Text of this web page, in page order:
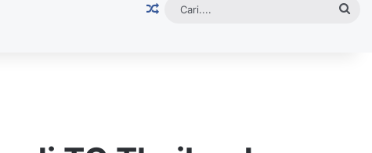
Random Article